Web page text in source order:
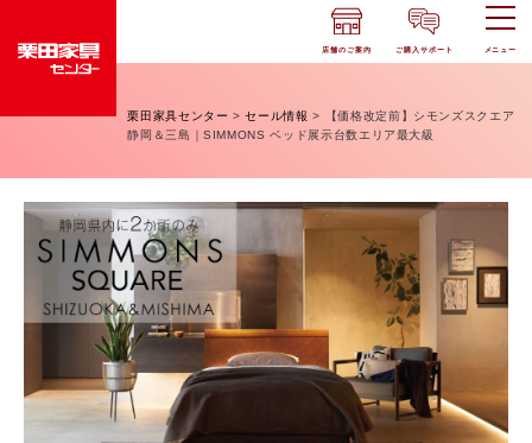
店舗のご案内 ご購入サポート メニュー
栗田家具センター >セール情報 >
【価格改定前】シモンズスクエア
静岡＆三島｜SIMMONS ベッド展示台数エリア最大級